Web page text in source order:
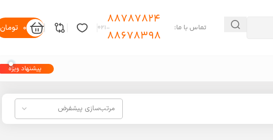
تماس با ما:
88787824
88678398-۰۲۱ 0 تومان
پیشنهاد ویژه